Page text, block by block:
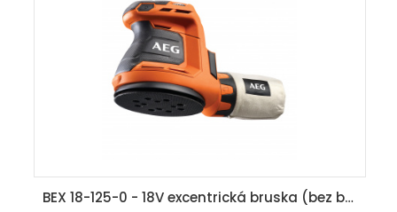
BEX 18-125-0 - 18V excentrická bruska (bez baterie a nabíječky)